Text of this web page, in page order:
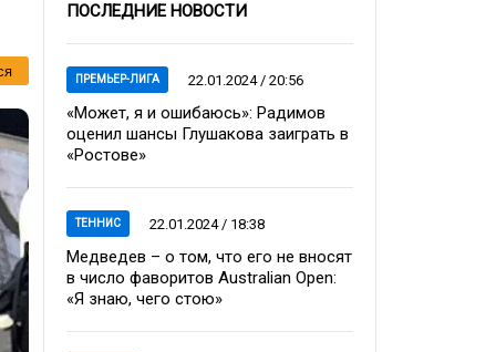
ПОСЛЕДНИЕ НОВОСТИ
ПРЕМЬЕР-ЛИГА 22.01.2024 / 20:56
«Может, я и ошибаюсь»: Радимов
оценил шансы Глушакова заиграть в
«Ростове»
ТЕННИС 22.01.2024 / 18:38
Медведев – о том, что его не вносят
в число фаворитов Australian Open:
«Я знаю, чего стою»